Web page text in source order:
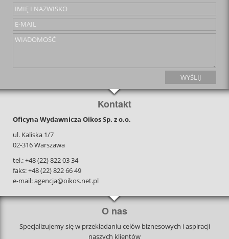
Kontakt
Oficyna Wydawnicza Oikos Sp. z o.o.
ul. Kaliska 1/7
02-316 Warszawa
tel.: +48 (22) 822 03 34
faks: +48 (22) 822 66 49
e-mail: agencja@oikos.net.pl
O nas
Specjalizujemy się w przekładaniu celów biznesowych i aspiracji
naszych klientów